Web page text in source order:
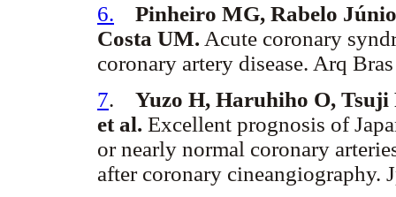
6.
Pinheiro MG, Rabelo
Costa UM. Acute coronary
coronary artery disease. Arq
7. Yuzo H, Haruhiho O,
et al. Excellent prognosis of
or nearly normal coronary
after coronary cineangiography.